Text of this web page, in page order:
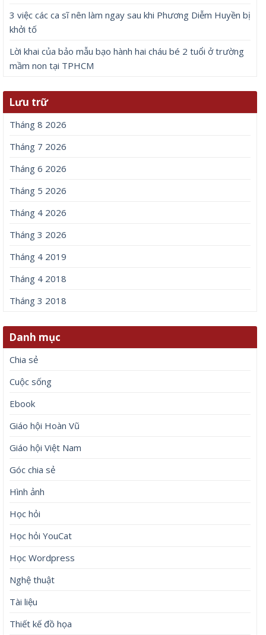
3 việc các ca sĩ nên làm ngay sau khi Phương Diễm Huyền bị
khởi tố
Lời khai của bảo mẫu bạo hành hai cháu bé 2 tuổi ở trường
mầm non tại TPHCM
Lưu trữ
Tháng 8 2026
Tháng 7 2026
Tháng 6 2026
Tháng 5 2026
Tháng 4 2026
Tháng 3 2026
Tháng 4 2019
Tháng 4 2018
Tháng 3 2018
Danh mục
Chia sẻ
Cuộc sống
Ebook
Giáo hội Hoàn Vũ
Giáo hội Việt Nam
Góc chia sẻ
Hình ảnh
Học hỏi
Học hỏi YouCat
Học Wordpress
Nghệ thuật
Tài liệu
Thiết kế đồ họa